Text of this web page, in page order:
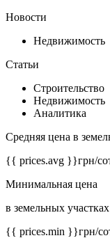
Новости
Недвижимость
Статьи
Строительство
Недвижимость
Аналитика
Средняя цена в
{{ prices.avg }}грн/
Минимальная цена
в земельных
{{ prices.min }}грн/